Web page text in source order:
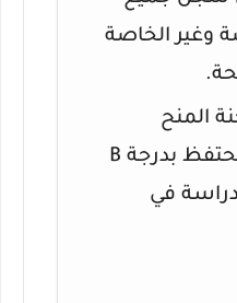
وغير الخاصة
المنح
الدراسية أنك ستحتفظ بدرجة B
في